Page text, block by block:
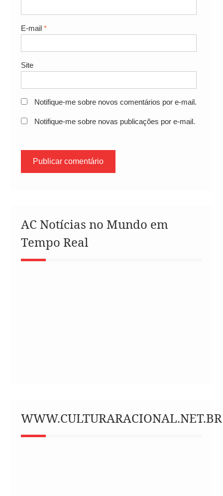
E-mail *
Site
Notifique-me sobre novos comentários por e-mail.
Notifique-me sobre novas publicações por e-mail.
AC Notícias no Mundo em
Tempo Real
WWW.CULTURARACIONAL.NET.BR